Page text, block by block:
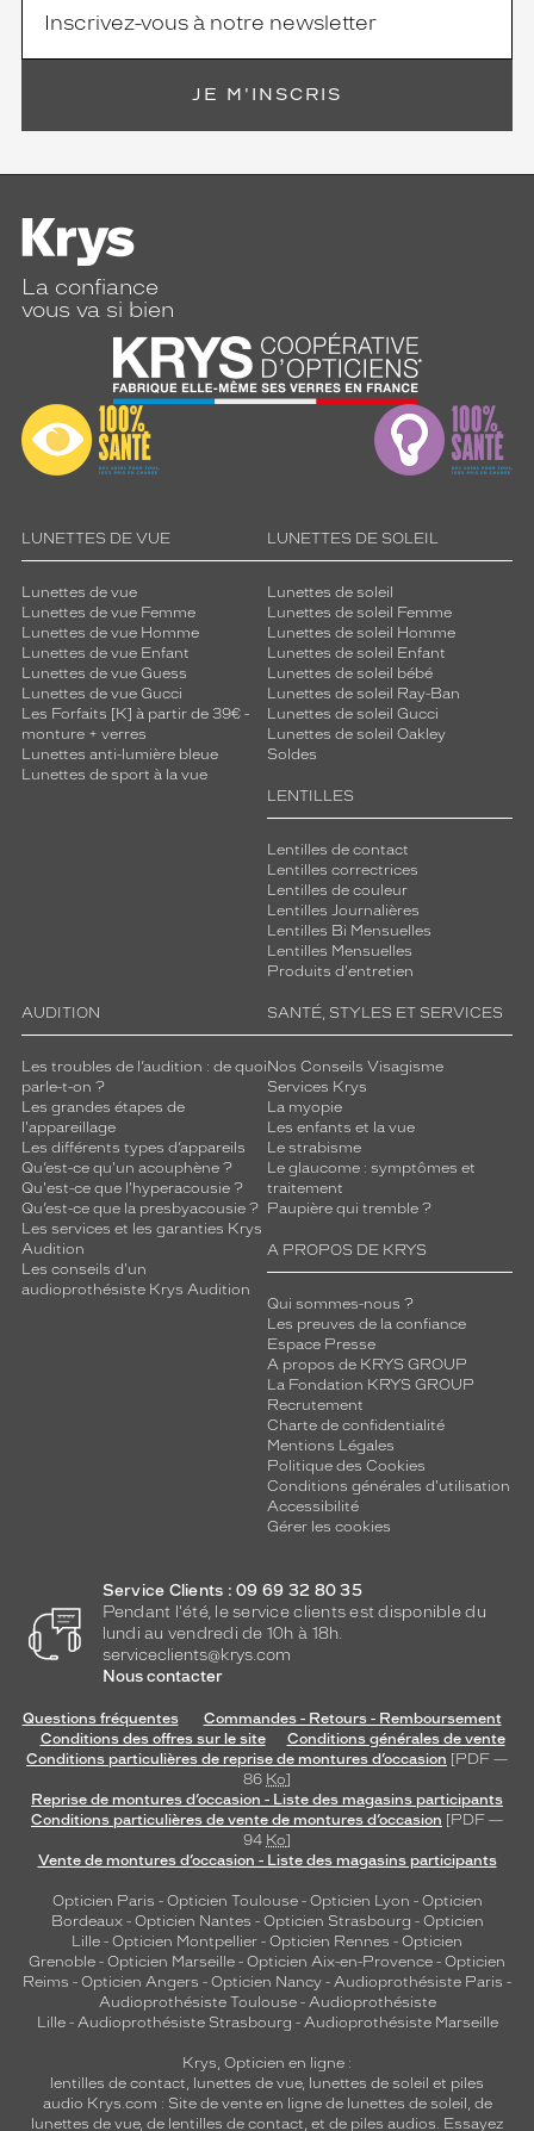
JE M'INSCRIS
La confiance
vous va si bien
LUNETTES DE VUE
Lunettes de vue
Lunettes de vue Femme
Lunettes de vue Homme
Lunettes de vue Enfant
Lunettes de vue Guess
Lunettes de vue Gucci
Les Forfaits [K] à partir de 39€ -
monture + verres
Lunettes anti-lumière bleue
Lunettes de sport à la vue
LUNETTES DE SOLEIL
Lunettes de soleil
Lunettes de soleil Femme
Lunettes de soleil Homme
Lunettes de soleil Enfant
Lunettes de soleil bébé
Lunettes de soleil Ray-Ban
Lunettes de soleil Gucci
Lunettes de soleil Oakley
Soldes
LENTILLES
Lentilles de contact
Lentilles correctrices
Lentilles de couleur
Lentilles Journalières
Lentilles Bi Mensuelles
Lentilles Mensuelles
Produits d'entretien
AUDITION
Les troubles de l’audition : de quoi
parle-t-on ?
Les grandes étapes de
l'appareillage
Les différents types d’appareils
Qu’est-ce qu'un acouphène ?
Qu'est-ce que l'hyperacousie ?
Qu’est-ce que la presbyacousie ?
Les services et les garanties Krys
Audition
Les conseils d'un
audioprothésiste Krys Audition
SANTÉ, STYLES ET SERVICES
Nos Conseils Visagisme
Services Krys
La myopie
Les enfants et la vue
Le strabisme
Le glaucome : symptômes et
traitement
Paupière qui tremble ?
A PROPOS DE KRYS
Qui sommes-nous ?
Les preuves de la confiance
Espace Presse
A propos de KRYS GROUP
La Fondation KRYS GROUP
Recrutement
Charte de confidentialité
Mentions Légales
Politique des Cookies
Conditions générales d'utilisation
Accessibilité
Gérer les cookies
Service Clients : 09 69 32 80 35
Pendant l'été, le service clients est disponible du
lundi au vendredi de 10h à 18h.
serviceclients@krys.com
Nous contacter
Questions fréquentes
Commandes - Retours - Remboursement
Conditions des offres sur le site
Conditions générales de vente
Conditions particulières de reprise de montures d’occasion [PDF —
86 Ko]
Reprise de montures d’occasion - Liste des magasins participants
Conditions particulières de vente de montures d’occasion [PDF —
94 Ko]
Vente de montures d’occasion - Liste des magasins participants
Opticien Paris - Opticien Toulouse- Opticien Lyon - Opticien
Bordeaux- Opticien Nantes - Opticien Strasbourg - Opticien
Lille - Opticien Montpellier - Opticien Rennes - Opticien
Grenoble - Opticien Marseille - Opticien Aix-en-Provence - Opticien
Reims - Opticien Angers - Opticien Nancy - Audioprothésiste Paris -
Audioprothésiste Toulouse- Audioprothésiste
Lille- Audioprothésiste Strasbourg - Audioprothésiste Marseille
Krys, Opticien en ligne :
lentilles de contact lunettes de vue, lunettes de soleil et piles
audio Krys.com : Site de vente en ligne de lunettes de soleil, de
lunettes de vue, de lentilles de contact , et de piles audios. Essayez